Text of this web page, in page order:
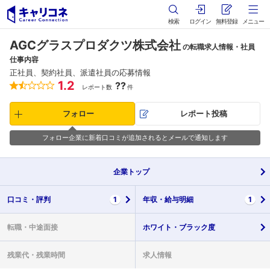
検索 ログイン 無料登録 メニュー
AGCグラスプロダクツ株式会社 の転職求人情報・社員
仕事内容
正社員、契約社員、派遣社員の応募情報
1.2 レポート数 ??件
フォロー レポート投稿
フォロー企業に新着口コミが追加されるとメールで通知します
企業 トップ
口コミ・ 評判 1 年収・ 給与明細 1
転職・ 中途面接 ホワイト・ ブラック度
残業代・ 残業時間 求人情報